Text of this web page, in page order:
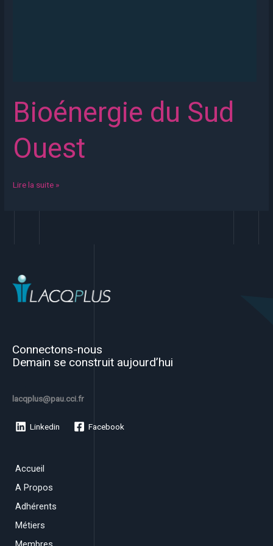
Bioénergie du Sud
Ouest
Lire la suite »
Connectons-nous
Demain se construit aujourd’hui
lacqplus@pau.cci.fr
Linkedin Facebook
Accueil
A Propos
Adhérents
Métiers